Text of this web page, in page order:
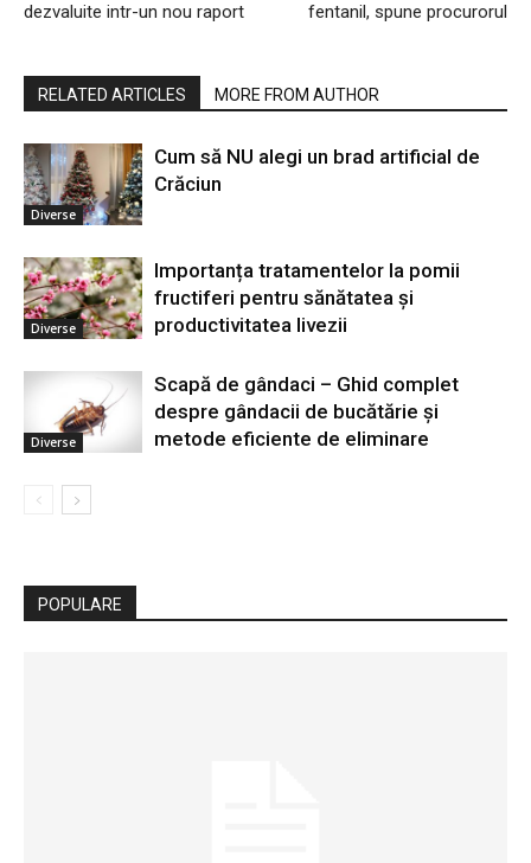
dezvaluite intr-un nou raport
fentanil, spune procurorul
RELATED ARTICLES MORE FROM AUTHOR
Diverse
Cum să NU alegi un brad artificial de
Crăciun
Diverse
Importanța tratamentelor la pomii
fructiferi pentru sănătatea și
productivitatea livezii
Diverse
Scapă de gândaci – Ghid complet
despre gândacii de bucătărie și
metode eficiente de eliminare
POPULARE